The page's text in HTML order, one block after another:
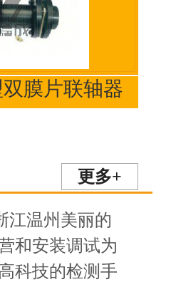
双膜片联轴器
更多+
江温州美丽的
和安装调试为
科技的检测手